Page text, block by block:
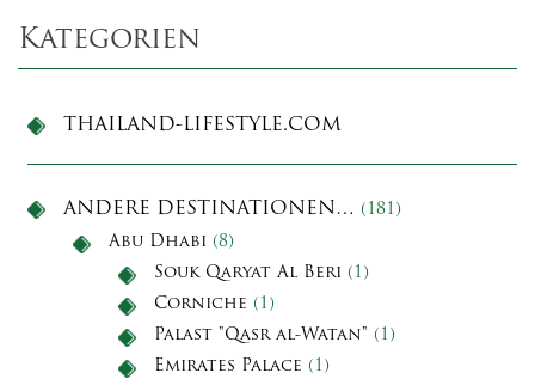
Kategorien
THAILAND-LIFESTYLE.COM
ANDERE DESTINATIONEN… (181)
Abu Dhabi (8)
Souk Qaryat Al Beri (1)
Corniche (1)
Palast "Qasr al-Watan" (1)
Emirates Palace (1)